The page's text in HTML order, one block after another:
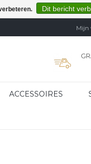
Mijn
ACCESSOIRES
Dit bericht